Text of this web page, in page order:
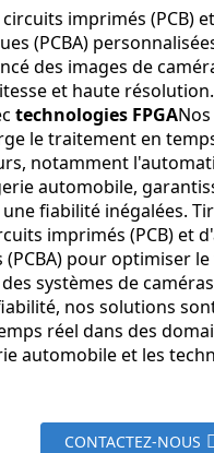
imprimés (PCB)
(PCBA)
des images de
et haute
technologies FPGA
le traitement en
notamment
automobile,
fiabilité inégalées.
imprimés (PCB) et
pour optimiser
systèmes de
nos solutions
réel dans des
automobile et les
CONTACTEZ-NOUS